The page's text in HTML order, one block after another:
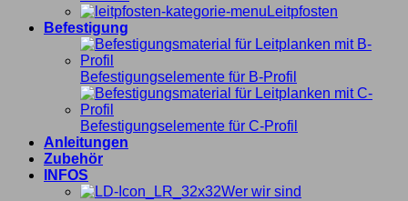
Leitpfosten
Befestigung
Befestigungselemente für B-Profil
Befestigungselemente für C-Profil
Anleitungen
Zubehör
INFOS
Wer wir sind